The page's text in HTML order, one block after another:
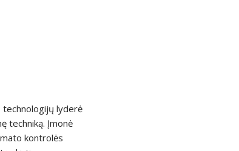
technologijų lyderė
techniką. Įmonė
kontrolės